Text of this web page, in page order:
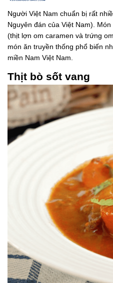
Người Việt Nam chuẩn bị rất
Nguyên đán của Việt Nam).
(thịt lợn om caramen và trứng
món ăn truyền thống phổ biến
miền Nam Việt Nam.
Thịt bò sốt vang